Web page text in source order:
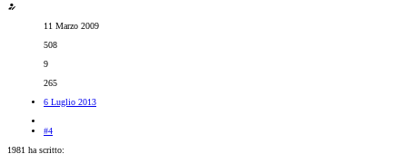
11 Marzo 2009
508
9
265
6 Luglio 2013
#4
1981 ha scritto: